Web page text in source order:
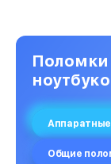
Поломки
Общие